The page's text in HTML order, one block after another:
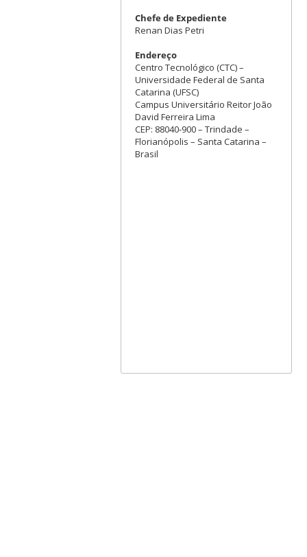
Chefe de Expediente
Renan Dias Petri
Endereço
Centro Tecnológico (CTC) –
Universidade Federal de Santa
Catarina (UFSC)
Campus Universitário Reitor João
David Ferreira Lima
CEP: 88040-900 – Trindade –
Florianópolis – Santa Catarina –
Brasil